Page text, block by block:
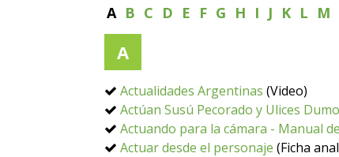
A B C D E F G H I J K L M
A
Actualidades Argentinas (Video)
Actúan Susú Pecorado y Ulices
Actuando para la cámara - Manual
Actuar desde el personaje (Ficha